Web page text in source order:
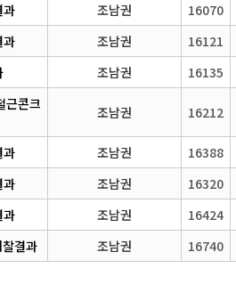
과 조남권 16070
과 조남권 16121
조남권 16135
근콘크
조남권 16212
과 조남권 16388
과 조남권 16320
과 조남권 16424
결과 조남권 16740